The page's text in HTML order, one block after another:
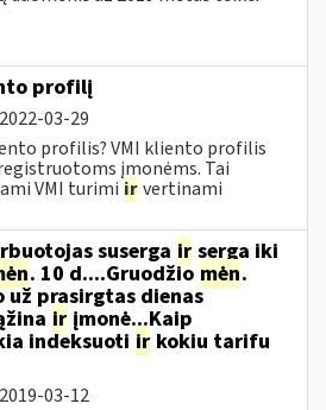
profilį
2022-03-29
profilis? VMI kliento profilis
įmonėms. Tai
VMI turimi irvertinami
suserga ir serga iki
. 10 d....Gruodžio mėn.
už prasirgtas dienas
ir įmonė...Kaip
indeksuoti ir kokiu tarifu
2019-03-12